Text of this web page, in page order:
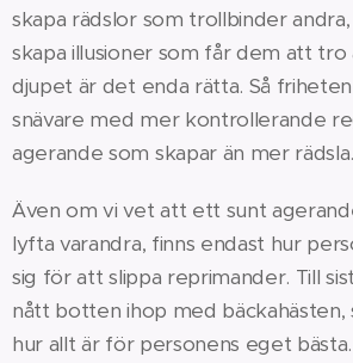
skapa rädslor som trollbinder
skapa illusioner som får dem att
djupet är det enda rätta. Så
snävare med mer kontrollerande
agerande som skapar än mer rädsla.
Även om vi vet att ett sunt
lyfta varandra, finns endast hur
sig för att slippa reprimander. Till
nått botten ihop med bäckahästen,
hur allt är för personens eget